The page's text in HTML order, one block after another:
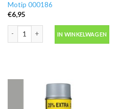
Motip 000186
€6,95
IN WINKELWAGEN